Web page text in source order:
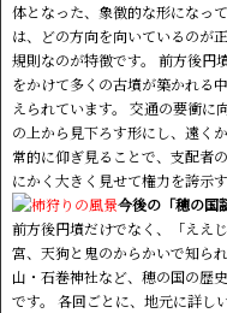
体となった、象徴的な形になっ
は、どの方向を向いているのが
規則なのが特徴です。 前方後円
をかけて多くの古墳が築かれる
えられています。 交通の要衝に
の上から見下ろす形にし、遠く
常的に仰ぎ見ることで、支配者
にかく大きく見せて権力を誇示
今後の「穂の国
前方後円墳だけでなく、「ええ
宮、天狗と鬼のからかいで知ら
山・石巻神社など、穂の国の歴
です。 各回ごとに、地元に詳し